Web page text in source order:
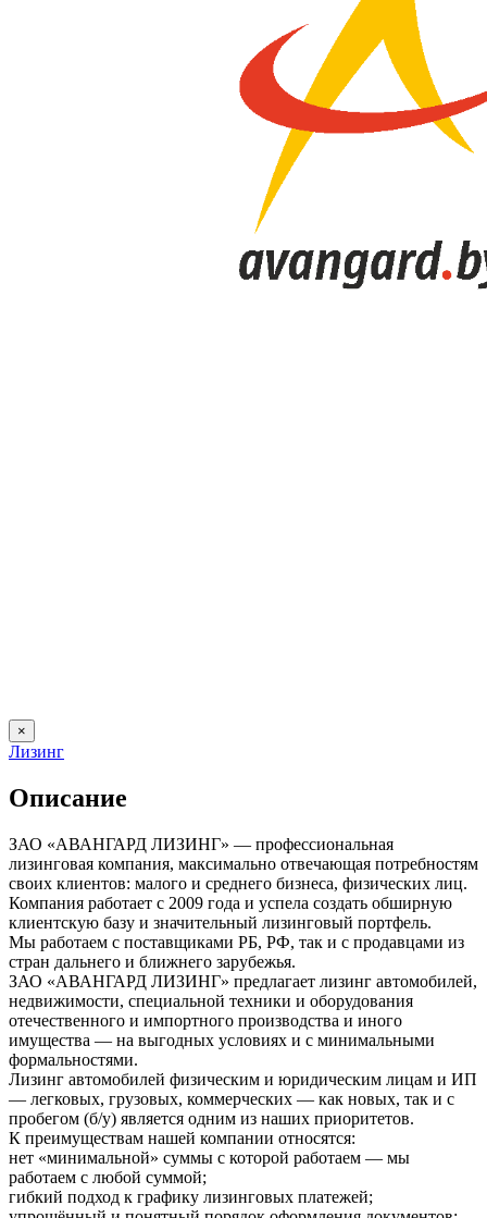
×
Лизинг
Описание
ЗАО «АВАНГАРД ЛИЗИНГ» — профессиональная
лизинговая компания, максимально отвечающая потребностям
своих клиентов: малого и среднего бизнеса, физических лиц.
Компания работает с 2009 года и успела создать обширную
клиентскую базу и значительный лизинговый портфель.
Мы работаем с поставщиками РБ, РФ, так и с продавцами из
стран дальнего и ближнего зарубежья.
ЗАО «АВАНГАРД ЛИЗИНГ» предлагает лизинг автомобилей,
недвижимости, специальной техники и оборудования
отечественного и импортного производства и иного
имущества — на выгодных условиях и с минимальными
формальностями.
Лизинг автомобилей физическим и юридическим лицам и ИП
— легковых, грузовых, коммерческих — как новых, так и с
пробегом (б/у) является одним из наших приоритетов.
К преимуществам нашей компании относятся:
нет «минимальной» суммы с которой работаем — мы
работаем с любой суммой;
гибкий подход к графику лизинговых платежей;